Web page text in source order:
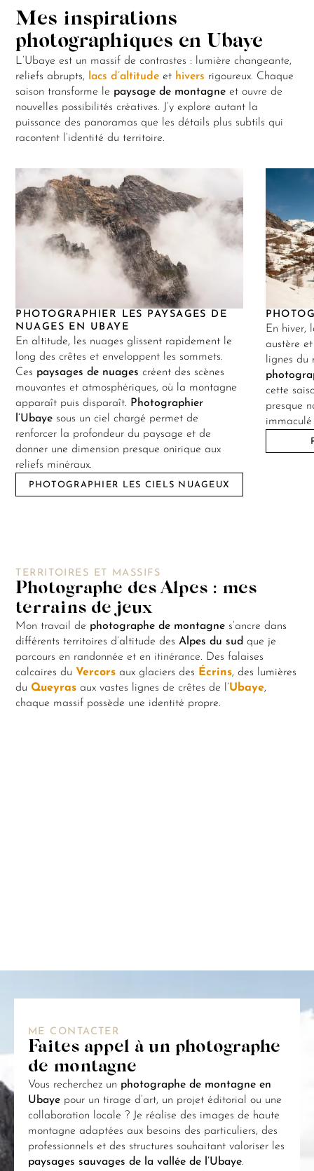
Mes inspirations
photographiques en Ubaye
L’Ubaye est un massif de contrastes : lumière changeante,
reliefs abrupts, lacs d’altitude et hivers rigoureux. Chaque
saison transforme le paysage de montagne et ouvre de
nouvelles possibilités créatives. J’y explore autant la
puissance des panoramas que les détails plus subtils qui
racontent l’identité du territoire.
PHOTOGRAPHIER LES PAYSAGES DE
NUAGES EN UBAYE
En altitude, les nuages glissent rapidement le
long des crêtes et enveloppent les sommets.
Ces paysages de nuages créent des scènes
mouvantes et atmosphériques, où la montagne
apparaît puis disparaît. Photographier
l’Ubaye sous un ciel chargé permet de
renforcer la profondeur du paysage et de
donner une dimension presque onirique aux
reliefs minéraux.
PHOTOGRAPHIER LES CIELS NUAGEUX
En hiver,
austère
lignes du
cette
presque
immaculé
TERRITOIRES ET MASSIFS
Photographe des Alpes : mes
terrains de jeux
Mon travail de photographe de montagne s’ancre dans
différents territoires d’altitude desAlpes du sud que je
parcours en randonnée et en itinérance. Des falaises
calcaires du Vercors aux glaciers des Écrins, des lumières
duQueyras aux vastes lignes de crêtes de l’Ubaye,
chaque massif possède une identité propre.
ME CONTACTER
Faites appel à un photographe
de montagne
Vous recherchez un photographe de montagne en
Ubaye pour un tirage d’art, un projet éditorial ou une
collaboration locale ? Je réalise des images de haute
montagne adaptées aux besoins des particuliers, des
professionnels et des structures souhaitant valoriser les
paysages sauvages de la vallée de l’Ubaye.